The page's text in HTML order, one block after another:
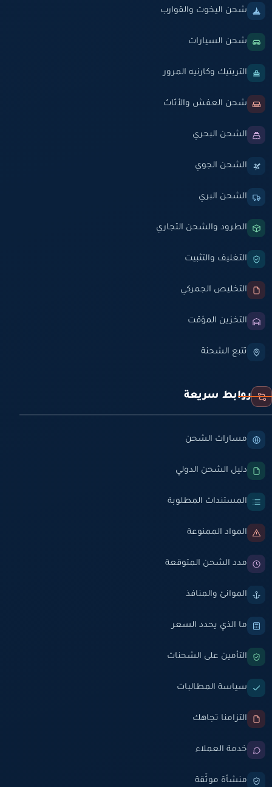
شحن اليخوت والقوارب
شحن السيارات
التربتيك وكارنيه المرور
شحن العفش والأثاث
الشحن البحري
الشحن الجوي
الشحن البري
الطرود والشحن التجاري
التغليف والتثبيت
التخليص الجمركي
التخزين المؤقت
تتبع الشحنة
روابط سريعة
مسارات الشحن
دليل الشحن الدولي
المستندات المطلوبة
المواد الممنوعة
مدد الشحن المتوقعة
الموانئ والمنافذ
ما الذي يحدد السعر
التأمين على الشحنات
سياسة المطالبات
التزامنا تجاهك
خدمة العملاء
منشأة موثّقة